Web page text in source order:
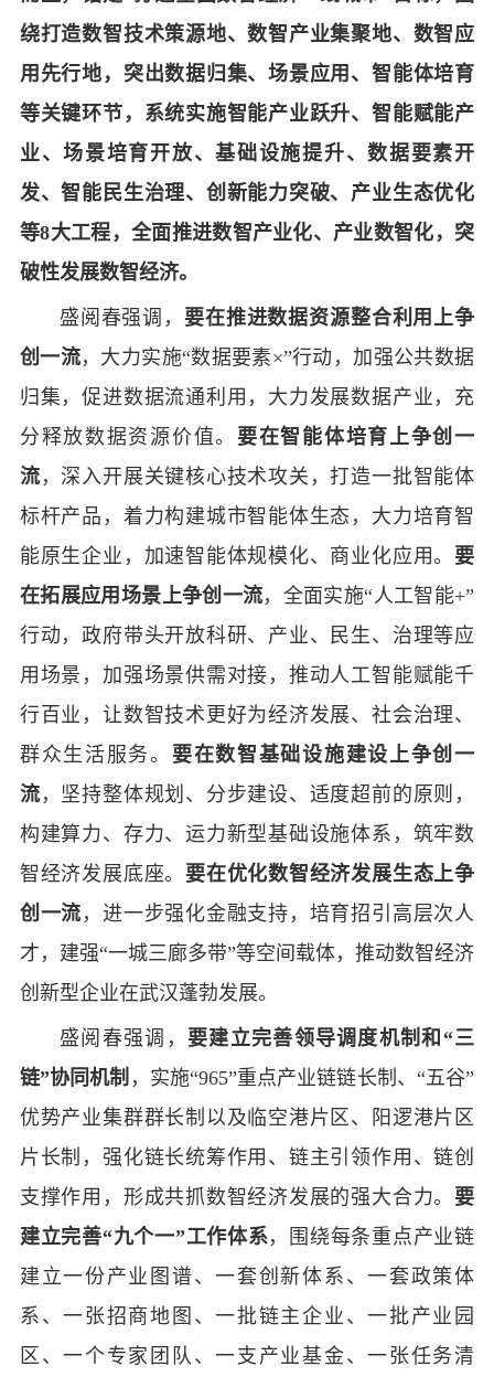
绕打造数智技术策源地、数智产业集聚地、数智应
用先行地，突出数据归集、场景应用、智能体培育
等关键环节，系统实施智能产业跃升、智能赋能产
业、场景培育开放、基础设施提升、数据要素开
发、智能民生治理、创新能力突破、产业生态优化
等8大工程，全面推进数智产业化、产业数智化，突
破性发展数智经济。
盛阅春强调， 要在推进数据资源整合利用上争
创一流，大力实施“数据要素×”行动，加强公共数据
归集，促进数据流通利用，大力发展数据产业，充
分释放数据资源价值。 要在智能体培育上争创一
流 ，深入开展关键核心技术攻关，打造一批智能体
标杆产品，着力构建城市智能体生态，大力培育智
能原生企业，加速智能体规模化、商业化应用。 要
在拓展应用场景上争创一流，全面实施“人工智能+”
行动，政府带头开放科研、产业、民生、治理等应
用场景，加强场景供需对接，推动人工智能赋能千
行百业，让数智技术更好为经济发展、社会治理、
群众生活服务。 要在数智基础设施建设上争创一
流 ，坚持整体规划、分步建设、适度超前的原则，
构建算力、存力、运力新型基础设施体系，筑牢数
智经济发展底座。 要在优化数智经济发展生态上争
创一流 ，进一步强化金融支持，培育招引高层次人
才，建强“一城三廊多带”等空间载体，推动数智经济
创新型企业在武汉蓬勃发展。
盛阅春强调， 要建立完善领导调度机制和“三
链”协同机制 ，实施“965”重点产业链链长制、“五谷”
优势产业集群群长制以及临空港片区、阳逻港片区
片长制，强化链长统筹作用、链主引领作用、链创
支撑作用，形成共抓数智经济发展的强大合力。 要
建立完善“九个一”工作体系，围绕每条重点产业链
建立一份产业图谱、一套创新体系、一套政策体
系、一张招商地图、一批链主企业、一批产业园
区、一个专家团队、一支产业基金、一张任务清